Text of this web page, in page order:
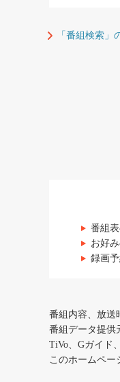
「番組検索」
番組
お好
録画
番組内容、放送
番組データ提供
TiVo、Gガイド
このホームペー